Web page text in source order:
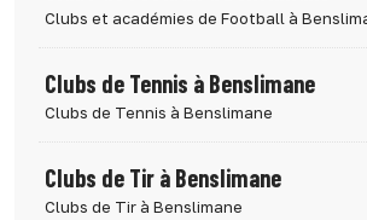
Clubs et académies de Football à
Clubs de Tennis à Benslimane
Clubs de Tennis à Benslimane
Clubs de Tir à Benslimane
Clubs de Tir à Benslimane